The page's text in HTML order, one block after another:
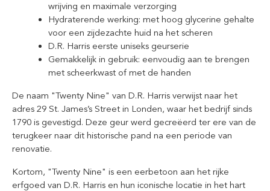
wrijving en maximale verzorging
Hydraterende werking: met hoog glycerine gehalte
voor een zijdezachte huid na het scheren
D.R. Harris eerste uniseks geurserie
Gemakkelijk in gebruik: eenvoudig aan te brengen
met scheerkwast of met de handen
De naam "Twenty Nine" van D.R. Harris verwijst naar het
adres 29 St. James’s Street in Londen, waar het bedrijf sinds
1790 is gevestigd. Deze geur werd gecreëerd ter ere van de
terugkeer naar dit historische pand na een periode van
renovatie.
Kortom, "Twenty Nine" is een eerbetoon aan het rijke
erfgoed van D.R. Harris en hun iconische locatie in het hart